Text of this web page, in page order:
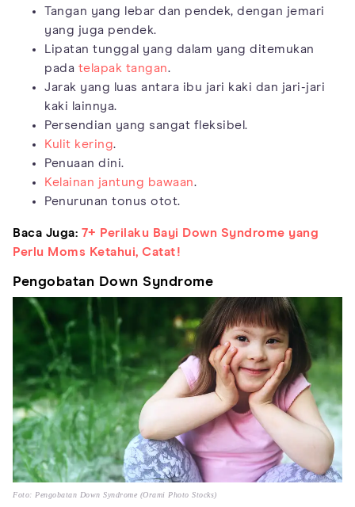
Tangan yang lebar dan pendek, dengan jemari
yang juga pendek.
Lipatan tunggal yang dalam yang ditemukan
pada telapak tangan.
Jarak yang luas antara ibu jari kaki dan jari-jari
kaki lainnya.
Persendian yang sangat fleksibel.
Kulit kering.
Penuaan dini.
Kelainan jantung bawaan.
Penurunan tonus otot.
Baca Juga: 7+ Perilaku Bayi Down Syndrome yang
Perlu Moms Ketahui, Catat!
Pengobatan Down Syndrome
Foto: Pengobatan Down Syndrome (Orami Photo Stocks)